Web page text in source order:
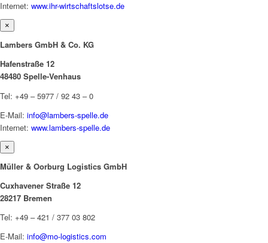
Internet: www.ihr-wirtschaftslotse.de
×
Lambers GmbH & Co. KG
Hafenstraße 12
48480 Spelle-Venhaus
Tel: +49 – 5977 / 92 43 – 0
E-Mail: info@lambers-spelle.de
Internet: www.lambers-spelle.de
×
Müller & Oorburg Logistics GmbH
Cuxhavener Straße 12
28217 Bremen
Tel: +49 – 421 / 377 03 802
E-Mail: info@mo-logistics.com